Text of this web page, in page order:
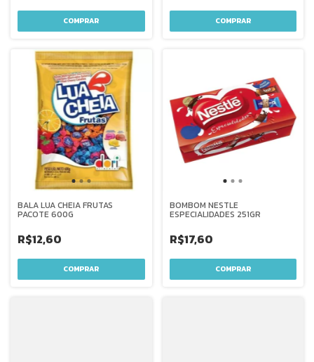
BALA LUA CHEIA FRUTAS
PACOTE 600G
R$12,60
BOMBOM NESTLE
ESPECIALIDADES 251GR
R$17,60